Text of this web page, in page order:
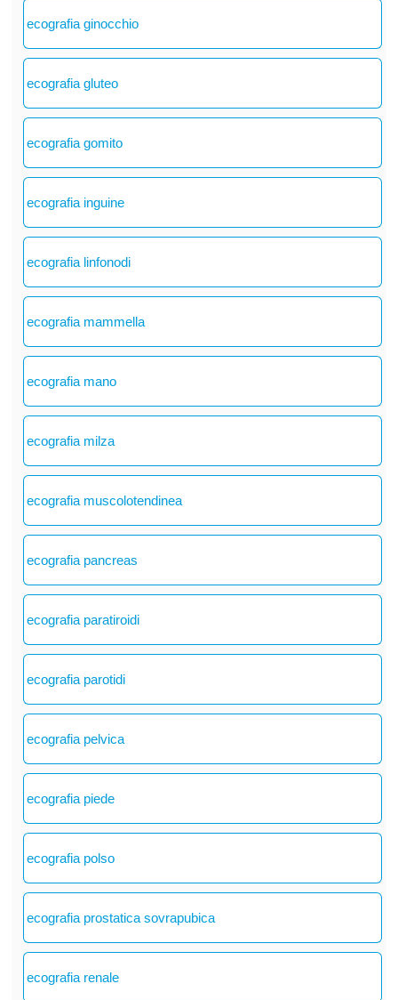
ecografia ginocchio
ecografia gluteo
ecografia gomito
ecografia inguine
ecografia linfonodi
ecografia mammella
ecografia mano
ecografia milza
ecografia muscolotendinea
ecografia pancreas
ecografia paratiroidi
ecografia parotidi
ecografia pelvica
ecografia piede
ecografia polso
ecografia prostatica sovrapubica
ecografia renale